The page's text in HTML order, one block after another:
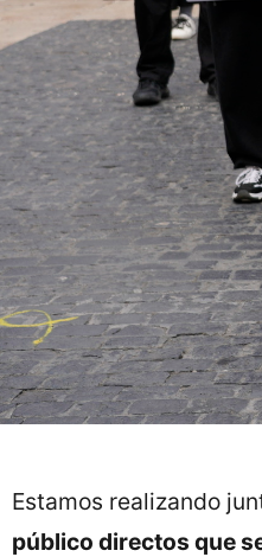
Estamos realizando
público directos que